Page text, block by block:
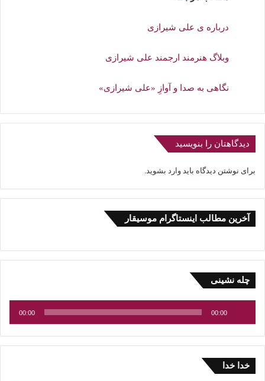
درباره ی علی شیرازی
وبلاگ هنرمند ارجمند علی شیرازی
نگاهی به صدا و آوازِ «علی شیرازی»
دیدگاهتان را بنویسید
برای نوشتن دیدگاه باید وارد بشوید
آخرین مطالب اینستاگرام موسیقار
چله نشینی
پخش‌کننده
صوت
00:00
00:00
خدا خدا
پخش‌کننده
صوت